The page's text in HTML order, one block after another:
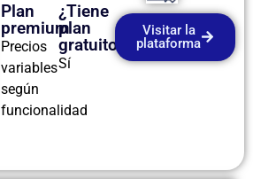
Plan
premium
Precios
variables
según
funcionalidad
¿Tiene
plan
gratuito?
Sí
Visitar la
plataforma